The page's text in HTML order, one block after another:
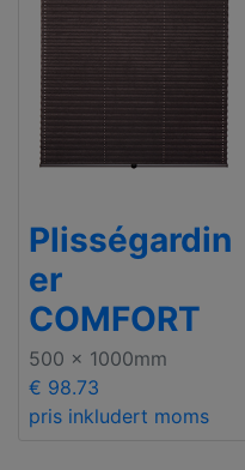
Plisségardin
er
COMFORT
500 x 1000mm
€ 98.73
pris inkludert moms